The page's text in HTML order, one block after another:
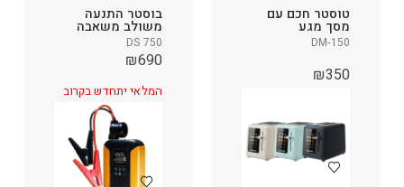
טוסטר חכם עם
מסך מגע
DM-150
₪350
בוסטר התנעה
משולב משאבה
DS 750
₪690
המלאי יתחדש בקרוב